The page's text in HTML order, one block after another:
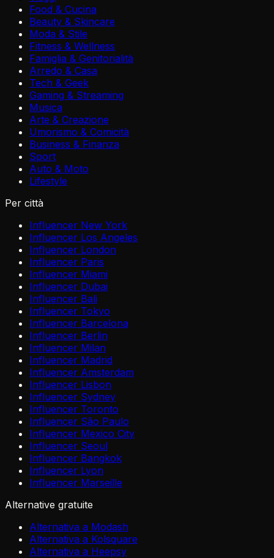
Food & Cucina
Beauty & Skincare
Moda & Stile
Fitness & Wellness
Famiglia & Genitorialità
Arredo & Casa
Tech & Geek
Gaming & Streaming
Musica
Arte & Creazione
Umorismo & Comicità
Business & Finanza
Sport
Auto & Moto
Lifestyle
Per città
Influencer New York
Influencer Los Angeles
Influencer London
Influencer Paris
Influencer Miami
Influencer Dubai
Influencer Bali
Influencer Tokyo
Influencer Barcelona
Influencer Berlin
Influencer Milan
Influencer Madrid
Influencer Amsterdam
Influencer Lisbon
Influencer Sydney
Influencer Toronto
Influencer São Paulo
Influencer Mexico City
Influencer Seoul
Influencer Bangkok
Influencer Lyon
Influencer Marseille
Alternative gratuite
Alternativa a Modash
Alternativa a Kolsquare
Alternativa a Heepsy